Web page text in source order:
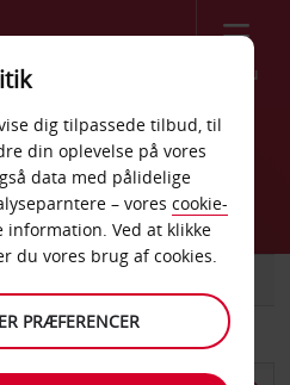
Menu
dig tilpassede tilbud, til
din oplevelse på vores
data med pålidelige
– vores cookie-
information. Ved at klikke
du vores brug af cookies.
PRÆFERENCER